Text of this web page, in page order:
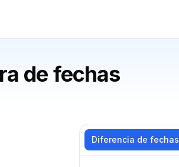
de fechas
Diferencia de fechas